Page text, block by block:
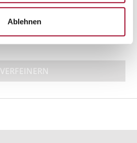
Ablehnen
VERFEINERN